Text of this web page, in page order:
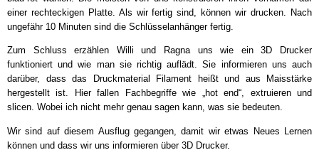
einer rechteckigen Platte. Als wir fertig sind, können wir drucken. Nach
ungefähr 10 Minuten sind die Schlüsselanhänger fertig.
Zum Schluss erzählen Willi und Ragna uns wie ein 3D Drucker
funktioniert und wie man sie richtig auflädt. Sie informieren uns auch
darüber, dass das Druckmaterial Filament heißt und aus Maisstärke
hergestellt ist. Hier fallen Fachbegriffe wie „hot end“, extruieren und
slicen. Wobei ich nicht mehr genau sagen kann, was sie bedeuten.
Wir sind auf diesem Ausflug gegangen, damit wir etwas Neues Lernen
können und dass wir uns informieren über 3D Drucker.